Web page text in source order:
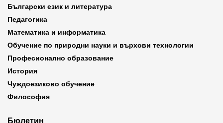
Български език и литература
Педагогика
Математика и информатика
Обучение по природни науки и върхови технологии
Професионално образование
История
Чуждоезиково обучение
Философия
Бюлетин